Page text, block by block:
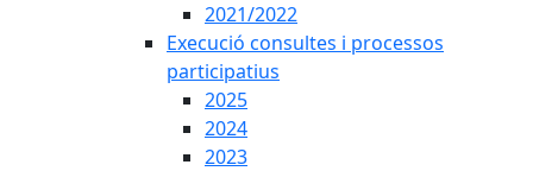
2021/2022
Execució consultes i processos
participatius
2025
2024
2023